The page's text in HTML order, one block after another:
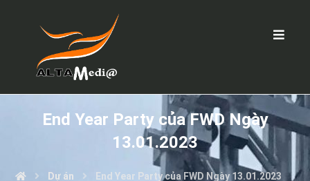
End Year Party của FWD Ngày
13.01.2023
Dự án End Year Party của FWD Ngày 13.01.2023